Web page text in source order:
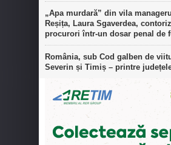
„Apa murdară” din vila
Reșița, Laura Sgaverdea,
procurori într-un dosar penal de
România, sub Cod galben de
Severin și Timiș – printre